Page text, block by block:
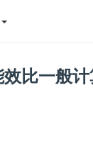
比一般